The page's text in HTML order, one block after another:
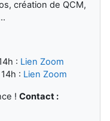
création de QCM,
: Lien Zoom
: Lien Zoom
! Contact :